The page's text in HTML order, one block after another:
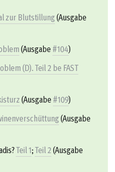
zur Blutstillung(Ausgabe
(Ausgabe#104)
(D). Teil 2 be FAST
(Ausgabe#109)
(Ausgabe
Teil 1;Teil 2(Ausgabe